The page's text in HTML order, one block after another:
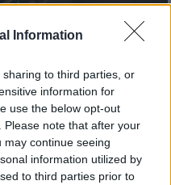
Information
to third parties, or
information for
use the below opt-out
note that after your
continue seeing
information utilized by
to third parties prior to
κόμμα Vox
του PP «χωρίς